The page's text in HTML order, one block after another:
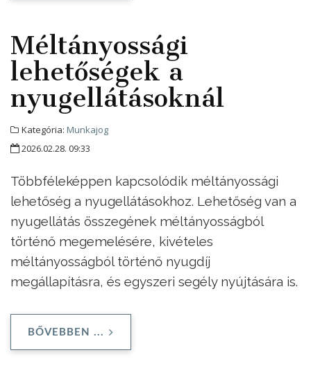
Méltányossági
lehetőségek a
nyugellátásoknál
Kategória: Munkajog
2026.02.28. 09:33
Többféleképpen kapcsolódik méltányossági
lehetőség a nyugellátásokhoz. Lehetőség van a
nyugellátás összegének méltányosságból
történő megemelésére, kivételes
méltányosságból történő nyugdíj
megállapításra, és egyszeri segély nyújtására is.
BŐVEBBEN ...